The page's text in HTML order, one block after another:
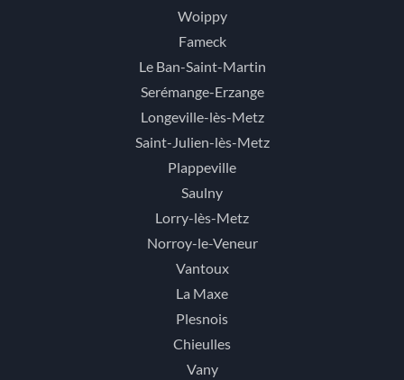
Woippy
Fameck
Le Ban-Saint-Martin
Serémange-Erzange
Longeville-lès-Metz
Saint-Julien-lès-Metz
Plappeville
Saulny
Lorry-lès-Metz
Norroy-le-Veneur
Vantoux
La Maxe
Plesnois
Chieulles
Vany